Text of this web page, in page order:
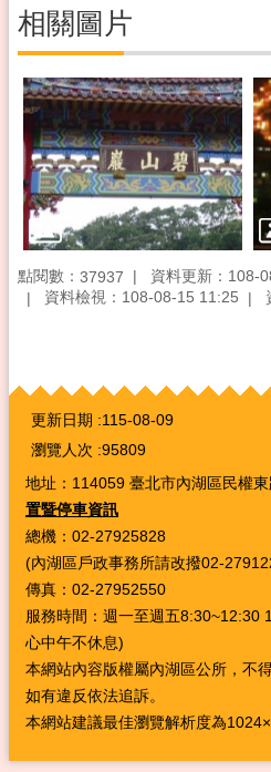
相關圖片
點閱數： 37937
資料更新：108-
資料檢視：108-08-15 11:25
:::
更新日期
115-08-09
瀏覽人次 95809
地址：114059 臺北市內湖區民權
置暨停車資訊
總機：02-27925828
(內湖區戶政事務所請改撥02-
傳真：02-27952550
服務時間：週一至週五8:30~12:30
心中午不休息)
本網站內容版權屬內湖區公所，不
如有違反依法追訴。
本網站建議最佳瀏覽解析度為